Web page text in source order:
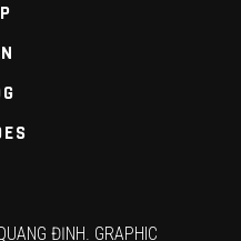
ĐỊNH. GRAPHIC